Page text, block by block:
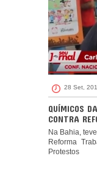
28 Set,
QUÍMICOS
CONTRA
Na Bahia,
Reforma
Protestos